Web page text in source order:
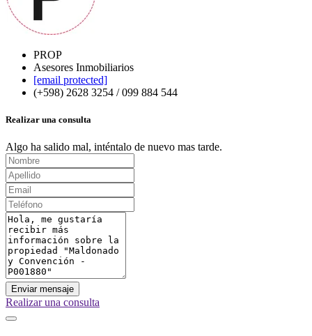
PROP
Asesores Inmobiliarios
[email protected]
(+598) 2628 3254 / 099 884 544
Realizar una consulta
Algo ha salido mal, inténtalo de nuevo mas tarde.
Enviar mensaje
Realizar una consulta